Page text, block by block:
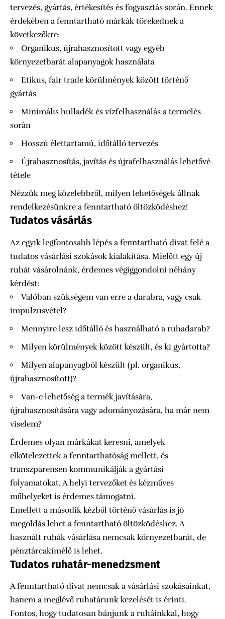
tervezés, gyártás, értékesítés és fogyasztás során. Ennek
érdekében a fenntartható márkák törekednek a
következőkre:
Organikus, újrahasznosított vagy egyéb
környezetbarát alapanyagok használata
Etikus, fair trade körülmények között történő
gyártás
Minimális hulladék és vízfelhasználás a termelés
során
Hosszú élettartamú, időtálló tervezés
Újrahasznosítás, javítás és újrafelhasználás lehetővé
tétele
Nézzük meg közelebbről, milyen lehetőségek állnak
rendelkezésünkre a fenntartható öltözködéshez!
Tudatos vásárlás
Az egyik legfontosabb lépés a fenntartható divat felé a
tudatos vásárlási szokások kialakítása. Mielőtt egy új
ruhát vásárolnánk, érdemes végiggondolni néhány
kérdést:
Valóban szükségem van erre a darabra, vagy csak
impulzusvétel?
Mennyire lesz időtálló és használható a ruhadarab?
Milyen körülmények között készült, és ki gyártotta?
Milyen alapanyagból készült (pl. organikus,
újrahasznosított)?
Van-e lehetőség a termék javítására,
újrahasznosítására vagy adományozására, ha már nem
viselem?
Érdemes olyan márkákat keresni, amelyek
elkötelezettek a fenntarthatóság mellett, és
transzparensen kommunikálják a gyártási
folyamatokat. A helyi tervezőket és kézműves
műhelyeket is érdemes támogatni.
Emellett a második kézből történő vásárlás is jó
megoldás lehet a fenntartható öltözködéshez. A
használt ruhák vásárlása nemcsak környezetbarát, de
pénztárcakímélő is lehet.
Tudatos ruhatár-menedzsment
A fenntartható divat nemcsak a vásárlási szokásainkat,
hanem a meglévő ruhatárunk kezelését is érinti.
Fontos, hogy tudatosan bánjunk a ruháinkkal, hogy